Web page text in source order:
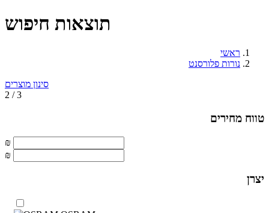
תוצאות חיפוש
ראשי
נורות פלורסנט
סינון מוצרים
2 / 3
טווח מחירים
₪
₪
יצרן